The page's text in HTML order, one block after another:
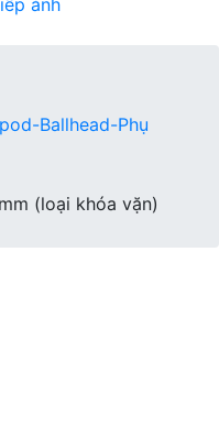
Ballhead-Phụ
(loại khóa vặn)